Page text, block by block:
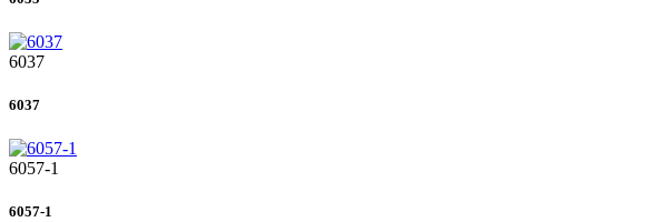
6037
6037
6057-1
6057-1